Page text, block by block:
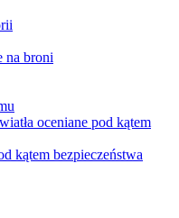
na broni
oceniane pod kątem
kątem bezpieczeństwa